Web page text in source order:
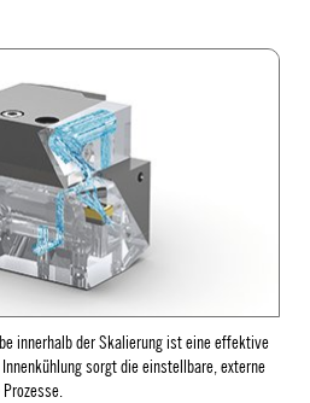
innerhalb der Skalierung ist eine effektive
sorgt die einstellbare, ­externe